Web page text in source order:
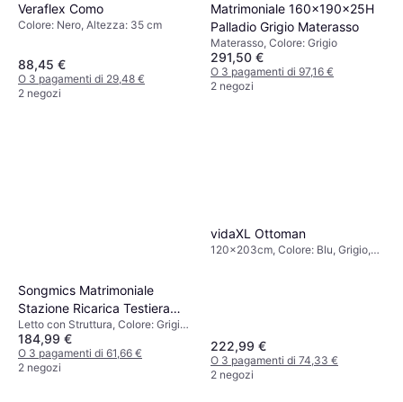
Veraflex Como
Colore: Nero, Altezza: 35 cm
88,45 €
O 3 pagamenti di 29,48 €
2 negozi
Matrimoniale 160x190x25H
Palladio Grigio Materasso
Materasso, Colore: Grigio
291,50 €
O 3 pagamenti di 97,16 €
2 negozi
Songmics Matrimoniale
Stazione Ricarica Testiera
Imbottita Regolabile Letto
con Struttura
Letto con Struttura, Colore: Grigio,
Materiale: Metallo
184,99 €
O 3 pagamenti di 61,66 €
2 negozi
vidaXL Ottoman
120x203cm, Colore: Blu, Grigio,
222,99 €
O 3 pagamenti di 74,33 €
2 negozi